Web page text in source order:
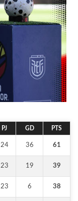
PJ GD PTS
24 36 61
23 19 39
23 6 38